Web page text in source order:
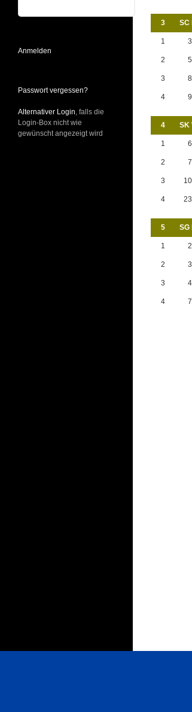
3
SC
1 3
2 5
3 8
4 9
4
SK
1 6
2 7
3 10
4 23
5
SG
1 2
2 3
3 4
4 7
Anmelden
Passwort vergessen?
Alternativer Login , falls die
Login-Box nicht wie
gewünscht angezeigt wird